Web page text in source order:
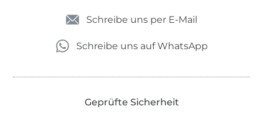
Schreibe uns per E-Mail
Schreibe uns auf WhatsApp
Geprüfte Sicherheit